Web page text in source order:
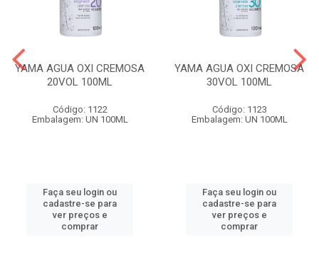
YAMA AGUA OXI CREMOSA
20VOL 100ML
Código: 1122
Embalagem: UN 100ML
Faça seu login ou
cadastre-se para
ver preços e
comprar
YAMA AGUA OXI CREMOSA
30VOL 100ML
Código: 1123
Embalagem: UN 100ML
Faça seu login ou
cadastre-se para
ver preços e
comprar